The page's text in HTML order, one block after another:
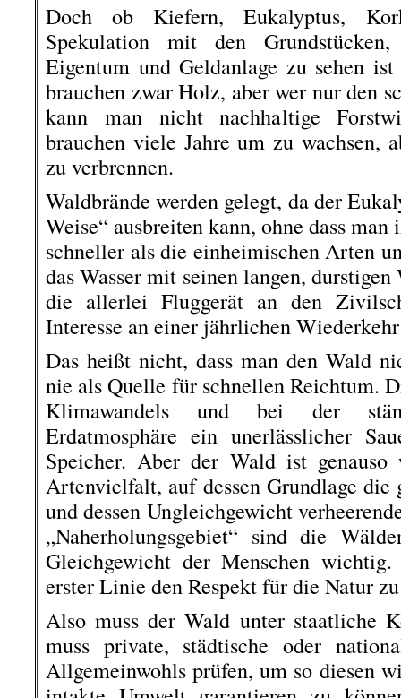
Doch ob Kiefern, Eukalyptus,
Spekulation mit den
Eigentum und Geldanlage zu sehen
brauchen zwar Holz, aber wer nur den
kann man nicht nachhaltige
brauchen viele Jahre um zu wachsen,
zu verbrennen.
Waldbrände werden gelegt, da der
Weise“ ausbreiten kann, ohne dass
schneller als die einheimischen Arten
das Wasser mit seinen langen,
die allerlei Fluggerät an den
Interesse an einer jährlichen
Das heißt nicht, dass man den Wald
nie als Quelle für schnellen Reichtum.
Klimawandels und bei der
Erdatmosphäre ein unerlässlicher
Speicher. Aber der Wald ist
Artenvielfalt, auf dessen Grundlage die
und dessen Ungleichgewicht
„Naherholungsgebiet“ sind die
Gleichgewicht der Menschen
erster Linie den Respekt für die Natur
Also muss der Wald unter staatliche
muss private, städtische oder
Allgemeinwohls prüfen, um so diesen